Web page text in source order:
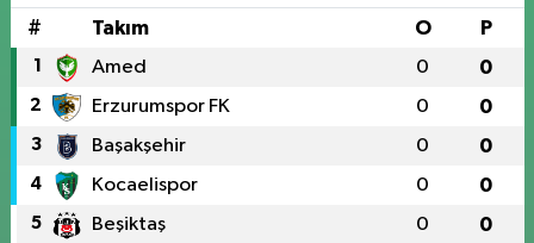
# Takım O P
1 Amed 0 0
2 Erzurumspor FK 0 0
3 Başakşehir 0 0
4 Kocaelispor 0 0
5 Beşiktaş 0 0